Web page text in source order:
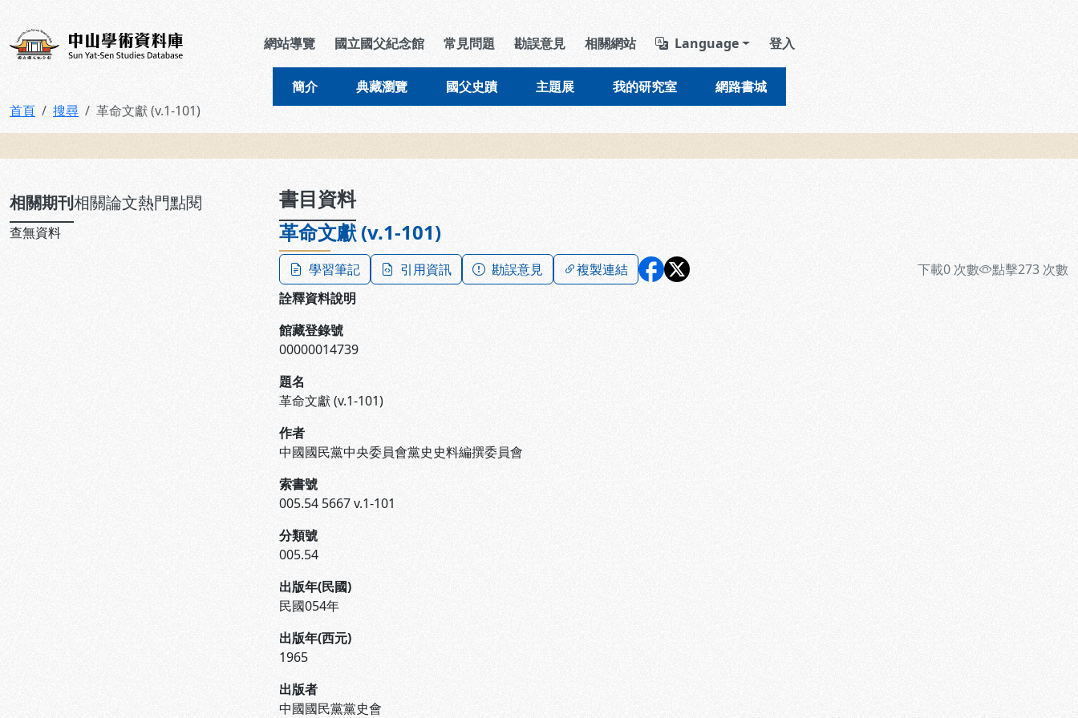
中山學術資料庫 導覽列區塊
網站導覽 國立國父紀念館 常見問題 勘誤意見 相關網站 Language 登入
簡介 典藏瀏覽 國父史蹟 主題展 我的研究室 網路書城
首頁 搜尋 革命文獻 (v.1-101)
相關期刊相關論文熱門點閱
查無資料
書目資料
革命文獻 (v.1-101)
學習筆記 引用資訊 勘誤意見 複製連結 下載0 次數 點擊273 次數
詮釋資料說明
館藏登錄號
00000014739
題名
革命文獻 (v.1-101)
作者
中國國民黨中央委員會黨史史料編撰委員會
索書號
005.54 5667 v.1-101
分類號
005.54
出版年(民國)
民國054年
出版年(西元)
1965
出版者
中國國民黨黨史會